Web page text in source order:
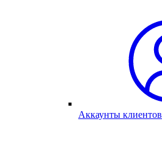
Аккаунты клиентов